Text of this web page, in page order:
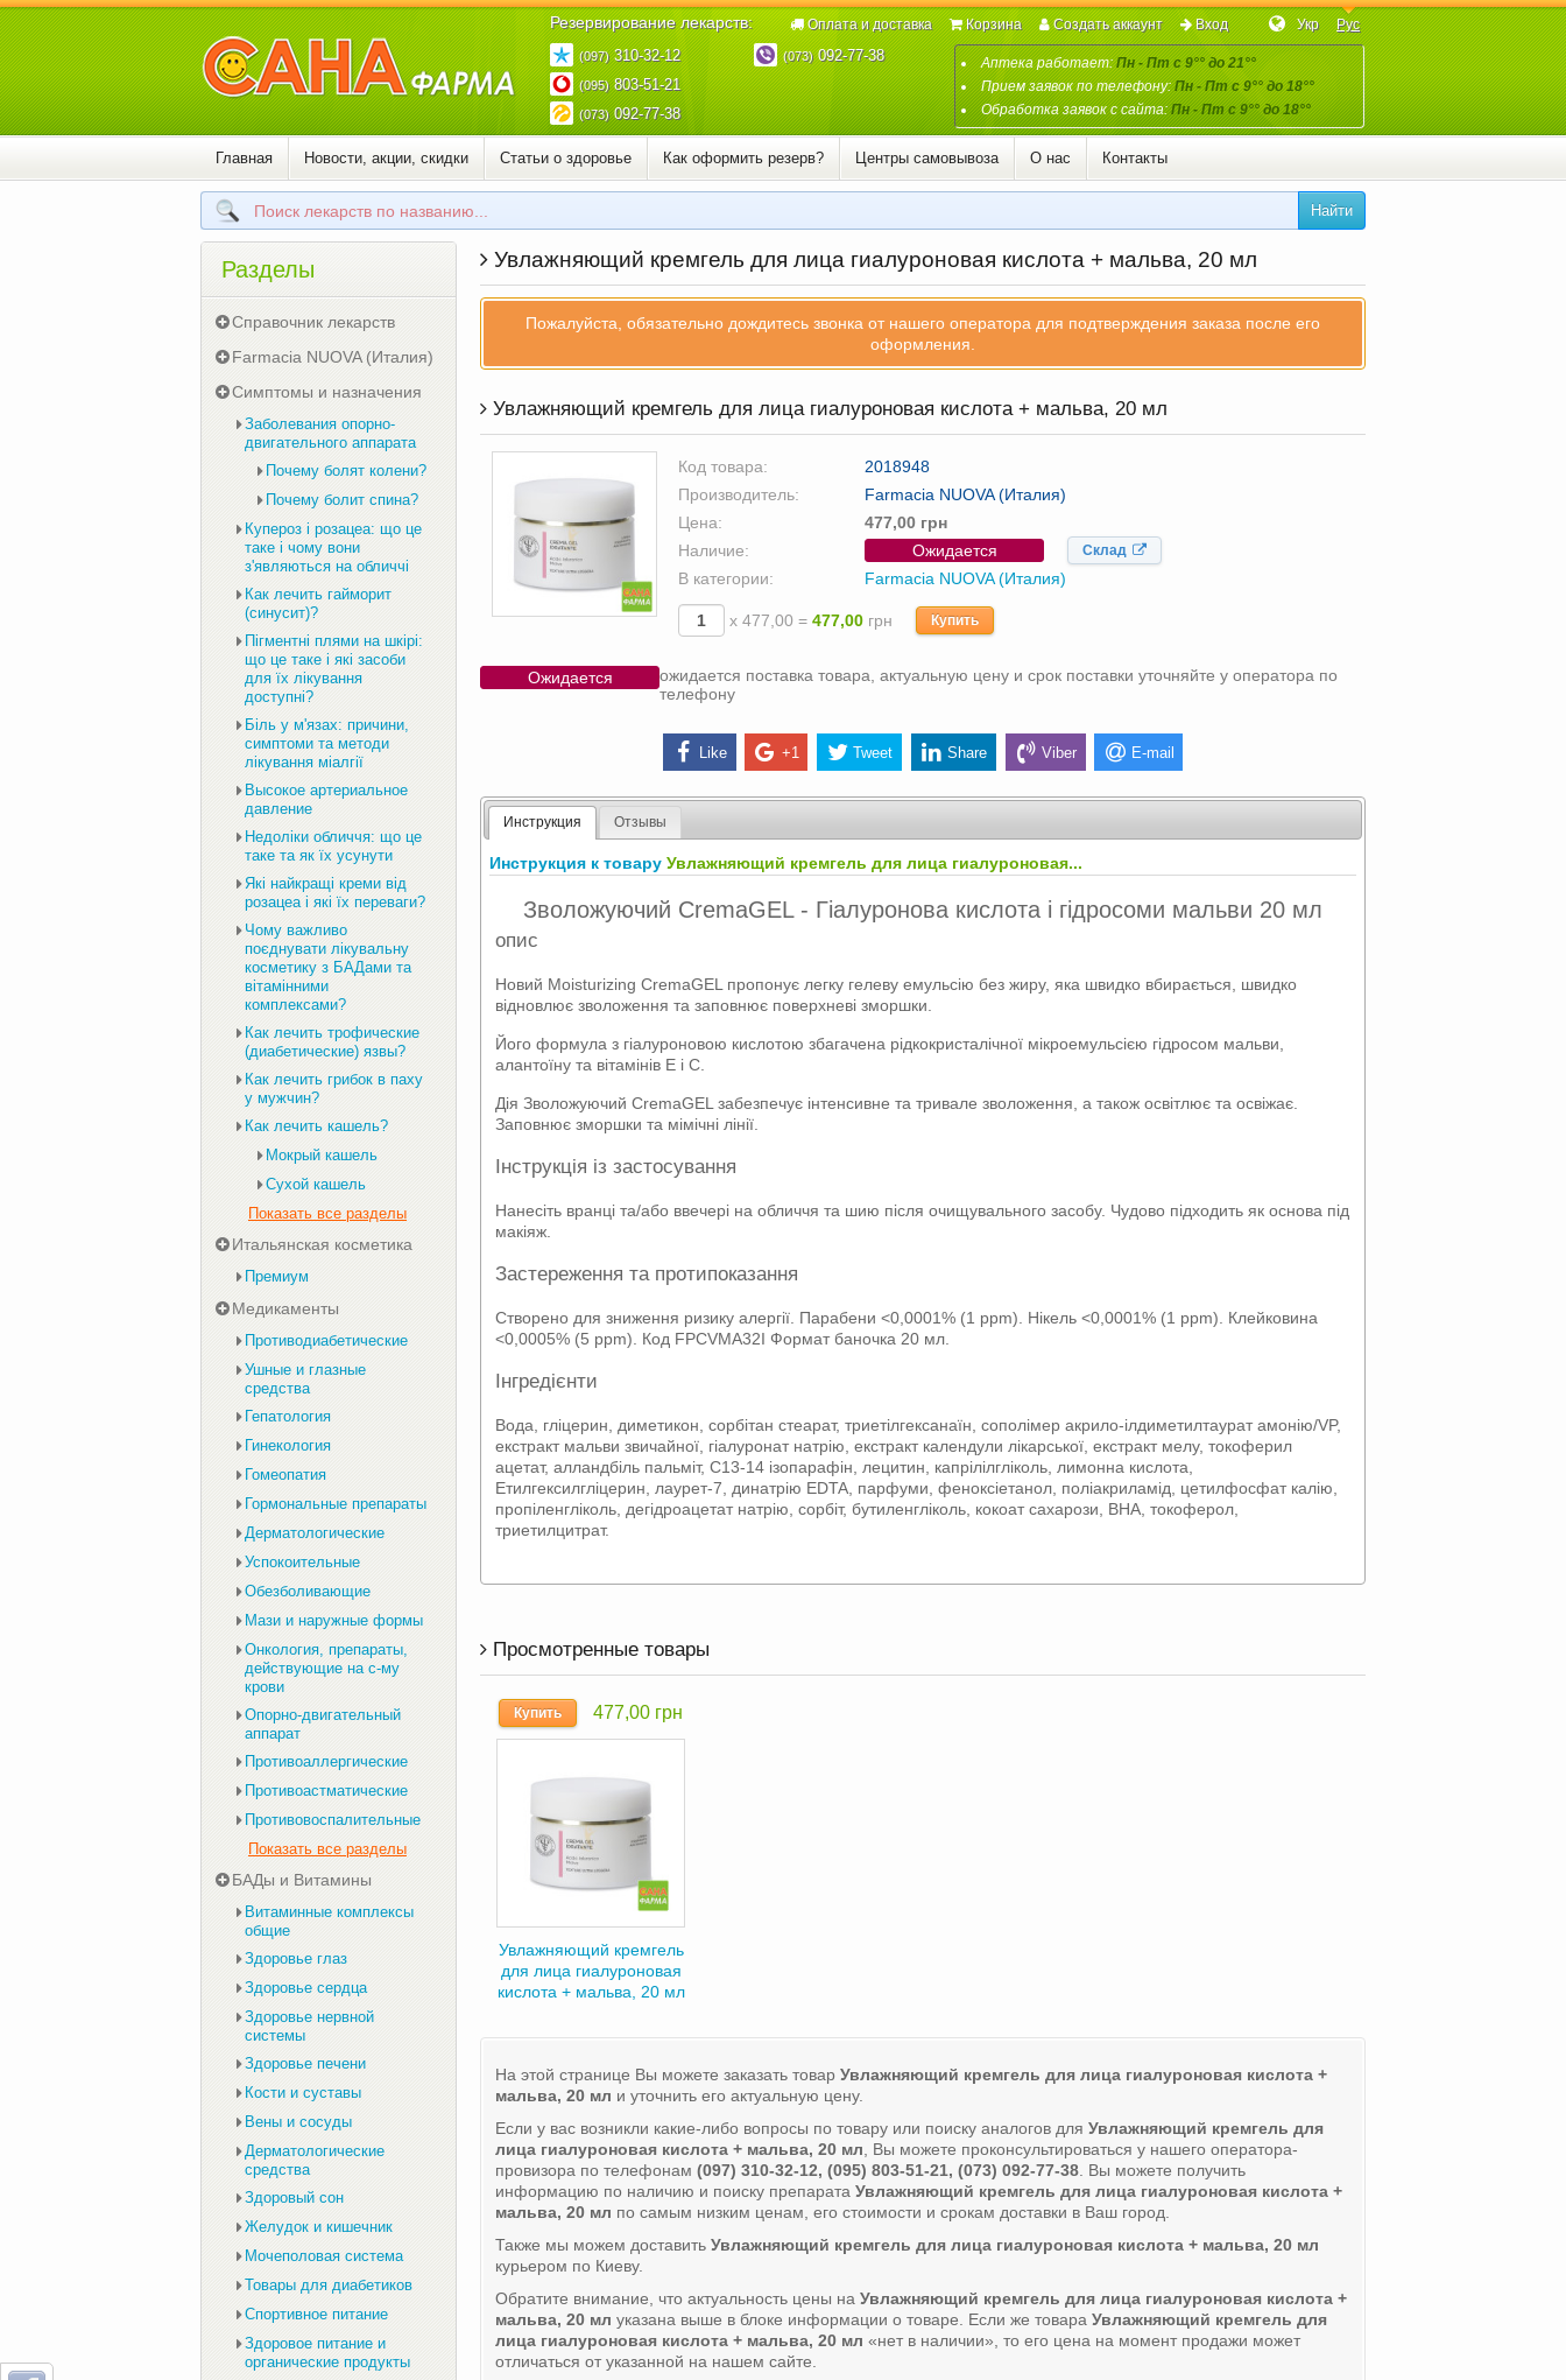
Резервирование лекарств:
(097)310-32-12
(095)803-51-21
(073)092-77-38
(073)092-77-38 Аптека работает:Пн - Пт с 9°° до 21°°
Прием заявок по телефону:Пн - Пт с 9°° до 18°°
Обработка заявок с сайта:Пн - Пт с 9°° до 18°°
Укр Рус
Оплата и доставка Корзина Создать аккаунт Вход
Главная Новости, акции, скидки Статьи о здоровье Как оформить резерв? Центры самовывоза О нас Контакты
Найти
Увлажняющий кремгель для лица гиалуроновая кислота + мальва, 20 мл
Пожалуйста, обязательно дождитесь звонка от нашего оператора для подтверждения заказа после его
оформления.
Увлажняющий кремгель для лица гиалуроновая кислота + мальва, 20 мл
Код товара:
2018948
Производитель:
Farmacia NUOVA (Италия)
Цена:
477,00 грн
Наличие:
Ожидается Склад
В категории: Farmacia NUOVA (Италия)
х 477,00 = 477,00 грн Купить
Ожидается
ожидается поставка товара, актуальную цену и срок поставки уточняйте у оператора по
телефону
Like +1 Tweet Share Viber E-mail
Инструкция Отзывы
Инструкция к товаруУвлажняющий кремгель для лица гиалуроновая...
Зволожуючий CremaGEL - Гіалуронова кислота і гідросоми мальви 20 мл
опис
Новий Moisturizing CremaGEL пропонує легку гелеву емульсію без жиру, яка швидко вбирається, швидко
відновлює зволоження та заповнює поверхневі зморшки.
Його формула з гіалуроновою кислотою збагачена рідкокристалічної мікроемульсією гідросом мальви,
алантоїну та вітамінів Е і С.
Дія Зволожуючий CremaGEL забезпечує інтенсивне та тривале зволоження, а також освітлює та освіжає.
Заповнює зморшки та мімічні лінії.
Інструкція із застосування
Нанесіть вранці та/або ввечері на обличчя та шию після очищувального засобу. Чудово підходить як основа під
макіяж.
Застереження та протипоказання
Створено для зниження ризику алергії. Парабени <0,0001% (1 ppm). Нікель <0,0001% (1 ppm). Клейковина
<0,0005% (5 ppm). Код FPCVMA32I Формат баночка 20 мл.
Інгредієнти
Вода, гліцерин, диметикон, сорбітан стеарат, триетілгексанаїн, сополімер акрило-ілдиметилтаурат амонію/VP,
екстракт мальви звичайної, гіалуронат натрію, екстракт календули лікарської, екстракт мелу, токоферил
ацетат, алландбіль пальміт, C13-14 ізопарафін, лецитин, капрілілгліколь, лимонна кислота,
Етилгексилгліцерин, лаурет-7, динатрію EDTA, парфуми, феноксіетанол, поліакриламід, цетилфосфат калію,
пропіленгліколь, дегідроацетат натрію, сорбіт, бутиленгліколь, кокоат сахарози, BHA, токоферол,
триетилцитрат.
Просмотренные товары
Купить 477,00 грн
Увлажняющий кремгель
для лица гиалуроновая
кислота + мальва, 20 мл
На этой странице Вы можете заказать товар Увлажняющий кремгель для лица гиалуроновая кислота +
мальва, 20 мл и уточнить его актуальную цену.
Если у вас возникли какие-либо вопросы по товару или поиску аналогов для Увлажняющий кремгель для
лица гиалуроновая кислота + мальва, 20 мл , Вы можете проконсультироваться у нашего оператора-
провизора по телефонам (097) 310-32-12, (095) 803-51-21, (073) 092-77-38 . Вы можете получить
информацию по наличию и поиску препарата Увлажняющий кремгель для лица гиалуроновая кислота +
мальва, 20 мл по самым низким ценам, его стоимости и срокам доставки в Ваш город.
Также мы можем доставить Увлажняющий кремгель для лица гиалуроновая кислота + мальва, 20 мл
курьером по Киеву.
Обратите внимание, что актуальность цены на Увлажняющий кремгель для лица гиалуроновая кислота +
мальва, 20 мл указана выше в блоке информации о товаре. Если же товара Увлажняющий кремгель для
лица гиалуроновая кислота + мальва, 20 мл «нет в наличии», то его цена на момент продажи может
отличаться от указанной на нашем сайте.
Разделы
Справочник лекарств
Farmacia NUOVA (Италия)
Симптомы и назначения
Заболевания опорно-
двигательного аппарата
Почему болят колени?
Почему болит спина?
Купероз і розацеа: що це
таке і чому вони
з'являються на обличчі
Как лечить гайморит
(синусит)?
Пігментні плями на шкірі:
що це таке і які засоби
для їх лікування
доступні?
Біль у м'язах: причини,
симптоми та методи
лікування міалгії
Высокое артериальное
давление
Недоліки обличчя: що це
таке та як їх усунути
Які найкращі креми від
розацеа і які їх переваги?
Чому важливо
поєднувати лікувальну
косметику з БАДами та
вітамінними
комплексами?
Как лечить трофические
(диабетические) язвы?
Как лечить грибок в паху
у мужчин?
Как лечить кашель?
Мокрый кашель
Сухой кашель
Показать все разделы
Итальянская косметика
Премиум
Медикаменты
Противодиабетические
Ушные и глазные
средства
Гепатология
Гинекология
Гомеопатия
Гормональные препараты
Дерматологические
Успокоительные
Обезболивающие
Мази и наружные формы
Онкология, препараты,
действующие на с-му
крови
Опорно-двигательный
аппарат
Противоаллергические
Противоастматические
Противовоспалительные
Показать все разделы
БАДы и Витамины
Витаминные комплексы
общие
Здоровье глаз
Здоровье сердца
Здоровье нервной
системы
Здоровье печени
Кости и суставы
Вены и сосуды
Дерматологические
средства
Здоровый сон
Желудок и кишечник
Мочеполовая система
Товары для диабетиков
Спортивное питание
Здоровое питание и
органические продукты